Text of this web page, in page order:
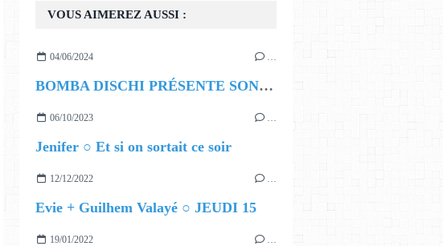
VOUS AIMEREZ AUSSI :
04/06/2024 …
BOMBA DISCHI PRÉSENTE SON PREMIER FESTIVAL
06/10/2023 …
Jenifer ○ Et si on sortait ce soir
12/12/2022 …
Evie + Guilhem Valayé ○ JEUDI 15
19/01/2022 …